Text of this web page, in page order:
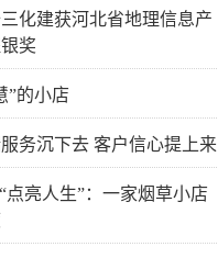
化建获河北省地理信息产
奖
”的小店
务沉下去 客户信心提上来
点亮人生”：一家烟草小店